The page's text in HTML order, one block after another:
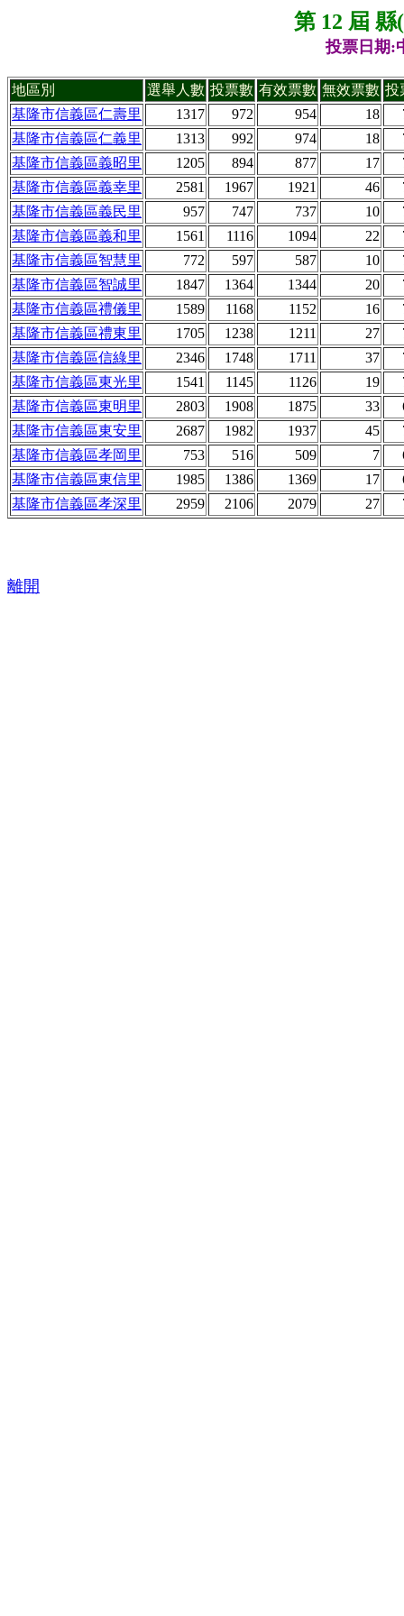
第 12 屆
投票日期:
地區別 選舉人數 投票數 有效票數 無效票數 投
基隆市信義區仁壽里
1317 972 954 18
基隆市信義區仁義里
1313 992 974 18
基隆市信義區義昭里
1205 894 877 17
基隆市信義區義幸里
2581 1967 1921 46
基隆市信義區義民里
957 747 737 10
基隆市信義區義和里
1561 1116 1094 22
基隆市信義區智慧里
772 597 587 10
基隆市信義區智誠里
1847 1364 1344 20
基隆市信義區禮儀里
1589 1168 1152 16
基隆市信義區禮東里
1705 1238 1211 27
基隆市信義區信綠里
2346 1748 1711 37
基隆市信義區東光里
1541 1145 1126 19
基隆市信義區東明里
2803 1908 1875 33
基隆市信義區東安里
2687 1982 1937 45
基隆市信義區孝岡里
753 516 509 7
基隆市信義區東信里
1985 1386 1369 17
基隆市信義區孝深里
2959 2106 2079 27
離開